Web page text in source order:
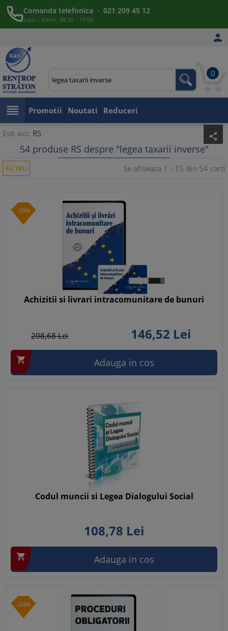
Comanda telefonica · 021 209 45 12
Luni – Vineri, 08:30 – 17:00

0
 Promotii Noutati Reduceri
Esti aici: RS share
54 produse RS despre "legea taxarii inverse"
FILTRU Se afiseaza 1 - 15 din 54 carti
-30%
Achizitii si livrari intracomunitare de bunuri
208,68Lei 146,52 Lei
 Adauga in cos
Codul muncii si Legea Dialogului Social
108,78 Lei
 Adauga in cos
-24%